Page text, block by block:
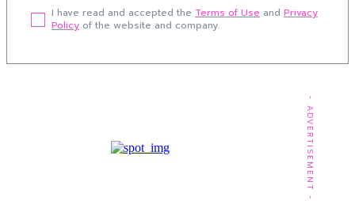
I have read and accepted the Terms of Use and Privacy
Policy of the website and company.
- ADVERTISEMENT -